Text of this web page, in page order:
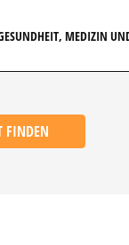
MEDIZIN
FINDEN